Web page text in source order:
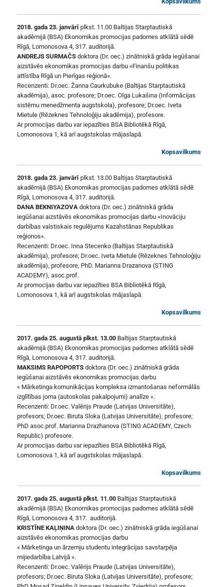
2018. gada 23. janvārī plkst. 11.00 Baltijas Starptautiskā
akadēmijā (BSA) Ekonomikas promocijas padomes atklātā sēdē
Rīgā, Lomonosova 4, 317. auditorijā.
ANDREJS SURMAČS doktora (Dr. oec.) zinātniskā grāda iegūšanai
aizstāvēs ekonomikas promocijas darbu «Finanšu politikas
attīstība Rīgā un Pierīgas reģionā».
Recenzenti: Dr.oec. Žanna Caurkubuke (Baltijas Starptautiskā
akadēmija), asoc. profesore; Dr.oec. Olga Lukašina (Informācijas
sistēmu menedžmenta augstskola), profesore; Dr.oec. Iveta
Mietule (Rēzeknes Tehnoloģiju akadēmija), profesore.
Ar promocijas darbu var iepazīties BSA Bibliotēkā Rīgā,
Lomonosova 1, kā arī augstskolas mājaslapā.
Kopsavilkums
2018. gada 23. janvārī plkst. 13.00 Baltijas Starptautiskā
akadēmijā (BSA) Ekonomikas promocijas padomes atklātā sēdē
Rīgā, Lomonosova 4, 317. auditorijā.
DANA BEKNIYAZOVA doktora (Dr. oec.) zinātniskā grāda
iegūšanai aizstāvēs ekonomikas promocijas darbu «Inovāciju
darbības valstiskais regulējums Kazahstānas Republikas
reģionos».
Recenzenti: Dr.oec. Inna Stecenko (Baltijas Starptautiskā
akadēmija), profesore; Dr.oec. Iveta Mietule (Rēzeknes Tehnoloģiju
akadēmija), profesore, PhD. Marianna Drazanova (STING
ACADEMY), asoc.prof.
Ar promocijas darbu var iepazīties BSA Bibliotēkā Rīgā,
Lomonosova 1, kā arī augstskolas mājaslapā.
Kopsavilkums
2017. gada 25. augustā plkst. 13.00 Baltijas Starptautiskā
akadēmijā (BSA) Ekonomikas promocijas padomes atklātā sēdē
Rīgā, Lomonosova 4, 317. auditorijā.
MAKSIMS RAPOPORTS doktora (Dr. oec.) zinātniskā grāda
iegūšanai aizstāvēs ekonomikas promocijas darbu
« Mārketinga komunikācijas kompleksa izmantošanas neformālās
izglītības joma (autoskolas pakalpojumi) analīze ».
Recenzenti: Dr.oec. Valērijs Praude (Latvijas Universitāte),
profesors; Dr.oec. Biruta Sloka (Latvijas Universitāte), profesore;
PhD asoc.prof. Marianna Drazhanova (STING ACADEMY, Czech
Republic) profesore.
Ar promocijas darbu var iepazīties BSA Bibliotēkā Rīgā,
Lomonosova 1, kā arī augstskolas mājaslapā.
Kopsavilkums
2017. gada 25. augustā plkst. 11.00 Baltijas Starptautiskā
akadēmijā (BSA) Ekonomikas promocijas padomes atklātā sēdē
Rīgā, Lomonosova 4, 317. auditorijā.
KRISTĪNE KAĻIŅINA doktora (Dr. oec.) zinātniskā grāda iegūšanai
aizstāvēs ekonomikas promocijas darbu
« Mārketinga un ārzemju studentu integrācijas savstarpēja
mijiedarbība Latvijā ».
Recenzenti: Dr.oec. Valērijs Praude (Latvijas Universitāte),
profesors; Dr.oec. Biruta Sloka (Latvijas Universitāte), profesore;